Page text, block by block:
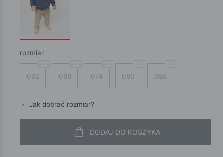
rozmiar
062 068 074 080 086
Jak dobrać rozmiar?
DODAJ DO KOSZYKA